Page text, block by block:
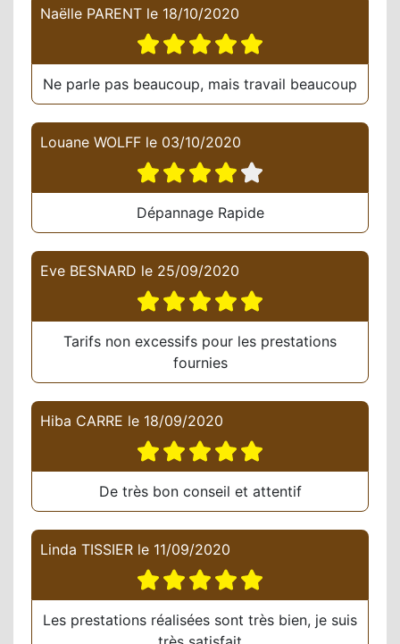
Naëlle PARENT le 18/10/2020
Ne parle pas beaucoup, mais travail beaucoup
Louane WOLFF le 03/10/2020
Dépannage Rapide
Eve BESNARD le 25/09/2020
Tarifs non excessifs pour les prestations
fournies
Hiba CARRE le 18/09/2020
De très bon conseil et attentif
Linda TISSIER le 11/09/2020
Les prestations réalisées sont très bien, je suis